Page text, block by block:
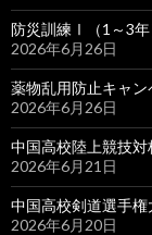
防災訓練Ⅰ（1～3年
2026年6月26日
薬物乱用防止キャン
2026年6月26日
中国高校陸上競技対
2026年6月21日
中国高校剣道選手権
2026年6月20日